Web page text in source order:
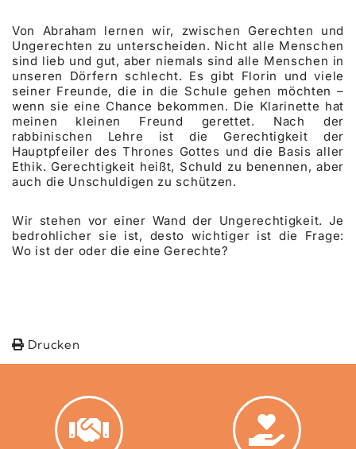
Von Abraham lernen wir, zwischen Gerechten und
Ungerechten zu unterscheiden. Nicht alle Menschen
sind lieb und gut, aber niemals sind alle Menschen in
unseren Dörfern schlecht. Es gibt Florin und viele
seiner Freunde, die in die Schule gehen möchten –
wenn sie eine Chance bekommen. Die Klarinette hat
meinen kleinen Freund gerettet. Nach der
rabbinischen Lehre ist die Gerechtigkeit der
Hauptpfeiler des Thrones Gottes und die Basis aller
Ethik. Gerechtigkeit heißt, Schuld zu benennen, aber
auch die Unschuldigen zu schützen.
Wir stehen vor einer Wand der Ungerechtigkeit. Je
bedrohlicher sie ist, desto wichtiger ist die Frage:
Wo ist der oder die eine Gerechte?
Drucken